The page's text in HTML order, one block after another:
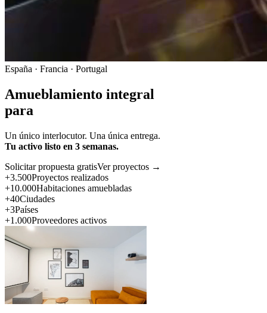
España · Francia · Portugal
Amueblamiento integral
para
Un único interlocutor. Una única entrega.
Tu activo listo en 3 semanas.
Solicitar propuesta gratisVer proyectos →
+3.500Proyectos realizados
+10.000Habitaciones amuebladas
+40Ciudades
+3Países
+1.000Proveedores activos